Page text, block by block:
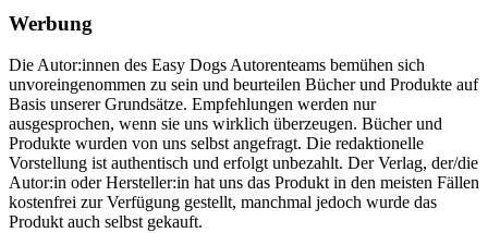
Werbung
Die Autor:innen des Easy Dogs Autorenteams bemühen sich
unvoreingenommen zu sein und beurteilen Bücher und Produkte auf
Basis unserer Grundsätze. Empfehlungen werden nur
ausgesprochen, wenn sie uns wirklich überzeugen. Bücher und
Produkte wurden von uns selbst angefragt. Die redaktionelle
Vorstellung ist authentisch und erfolgt unbezahlt. Der Verlag, der/die
Autor:in oder Hersteller:in hat uns das Produkt in den meisten Fällen
kostenfrei zur Verfügung gestellt, manchmal jedoch wurde das
Produkt auch selbst gekauft.